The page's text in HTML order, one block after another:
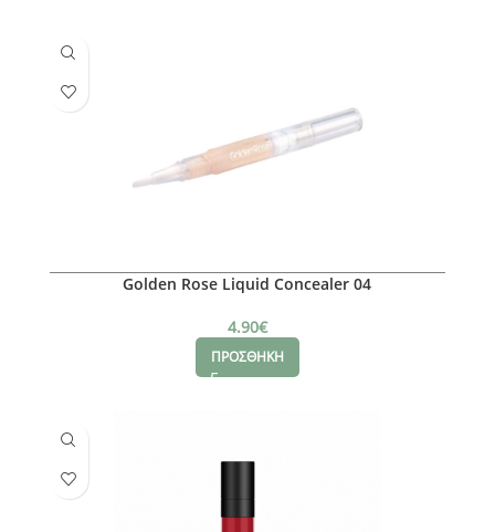
Golden Rose Liquid Concealer 04
4.90€
ΠΡΟΣΘΗΚΗ